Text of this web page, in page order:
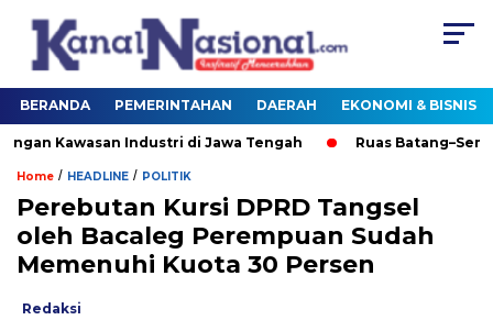
BERANDA PEMERINTAHAN DAERAH EKONOMI & BISNIS
Kawasan Industri di Jawa Tengah Ruas
Home / HEADLINE / POLITIK
Perebutan Kursi DPRD Tangsel
oleh Bacaleg Perempuan Sudah
Memenuhi Kuota 30 Persen
Redaksi